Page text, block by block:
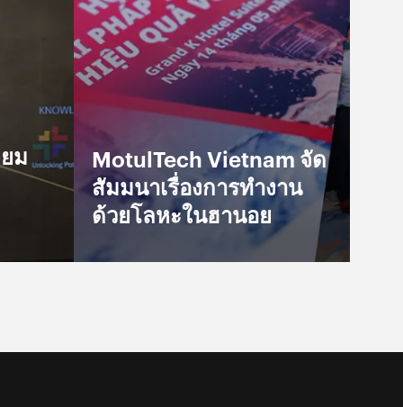
ม
MotulTech Vietnam จัด
สัมมนาเรื่องการทำงาน
ด้วยโลหะในฮานอย